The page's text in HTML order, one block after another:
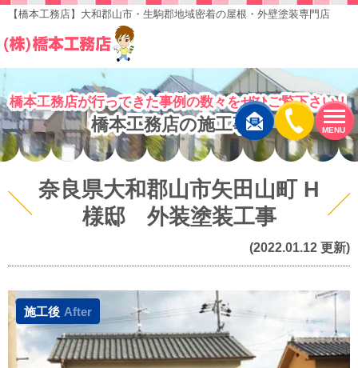
MENU
【橋本工務店】大和郡山市・生駒郡地域密着の屋根・外壁塗装専門店
橋本工務店が行ってきた事例の数々をぜひご覧下さい！
橋本工務店の施工事例
奈良県大和郡山市矢田山町 H
様邸 外装塗装工事
(2022.01.12 更新)
施工後 After